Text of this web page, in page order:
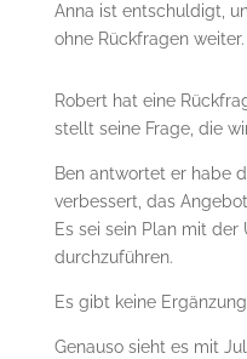
Anna ist entschuldigt,
ohne Rückfragen weiter.
Robert hat eine
stellt seine Frage, die
Ben antwortet er habe
verbessert, das
Es sei sein Plan mit
durchzuführen.
Es gibt keine
Genauso sieht es mit